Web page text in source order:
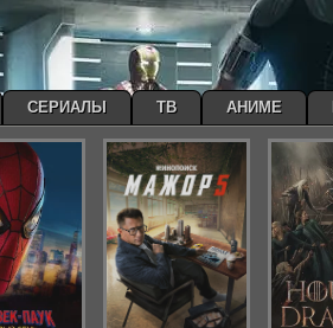
СЕРИАЛЫ ТВ АНИМЕ